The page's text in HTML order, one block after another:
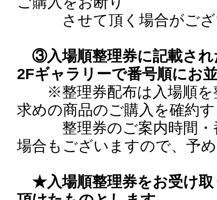
させて頂く場合がござ
③入場順整理券に記載さ
2Fギャラリーで番号順にお
※整理券配布は入場順を
求めの商品のご購入を確約
整理券のご案内時間・番
場合もございますので、予
★入場順整理券をお受け取